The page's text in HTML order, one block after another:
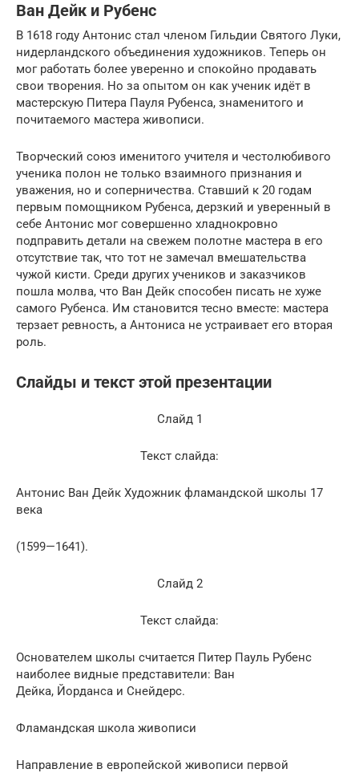
Ван Дейк и Рубенс
В 1618 году Антонис стал членом Гильдии Святого Луки,
нидерландского объединения художников. Теперь он
мог работать более уверенно и спокойно продавать
свои творения. Но за опытом он как ученик идёт в
мастерскую Питера Пауля Рубенса, знаменитого и
почитаемого мастера живописи.
Творческий союз именитого учителя и честолюбивого
ученика полон не только взаимного признания и
уважения, но и соперничества. Ставший к 20 годам
первым помощником Рубенса, дерзкий и уверенный в
себе Антонис мог совершенно хладнокровно
подправить детали на свежем полотне мастера в его
отсутствие так, что тот не замечал вмешательства
чужой кисти. Среди других учеников и заказчиков
пошла молва, что Ван Дейк способен писать не хуже
самого Рубенса. Им становится тесно вместе: мастера
терзает ревность, а Антониса не устраивает его вторая
роль.
Слайды и текст этой презентации
Слайд 1
Текст слайда:
Антонис Ван Дейк Художник фламандской школы 17
века
(1599—1641).
Слайд 2
Текст слайда:
Основателем школы считается Питер Пауль Рубенс
наиболее видные представители: Ван
Дейка, Йорданса и Снейдерс.
Фламандская школа живописи
Направление в европейской живописи первой